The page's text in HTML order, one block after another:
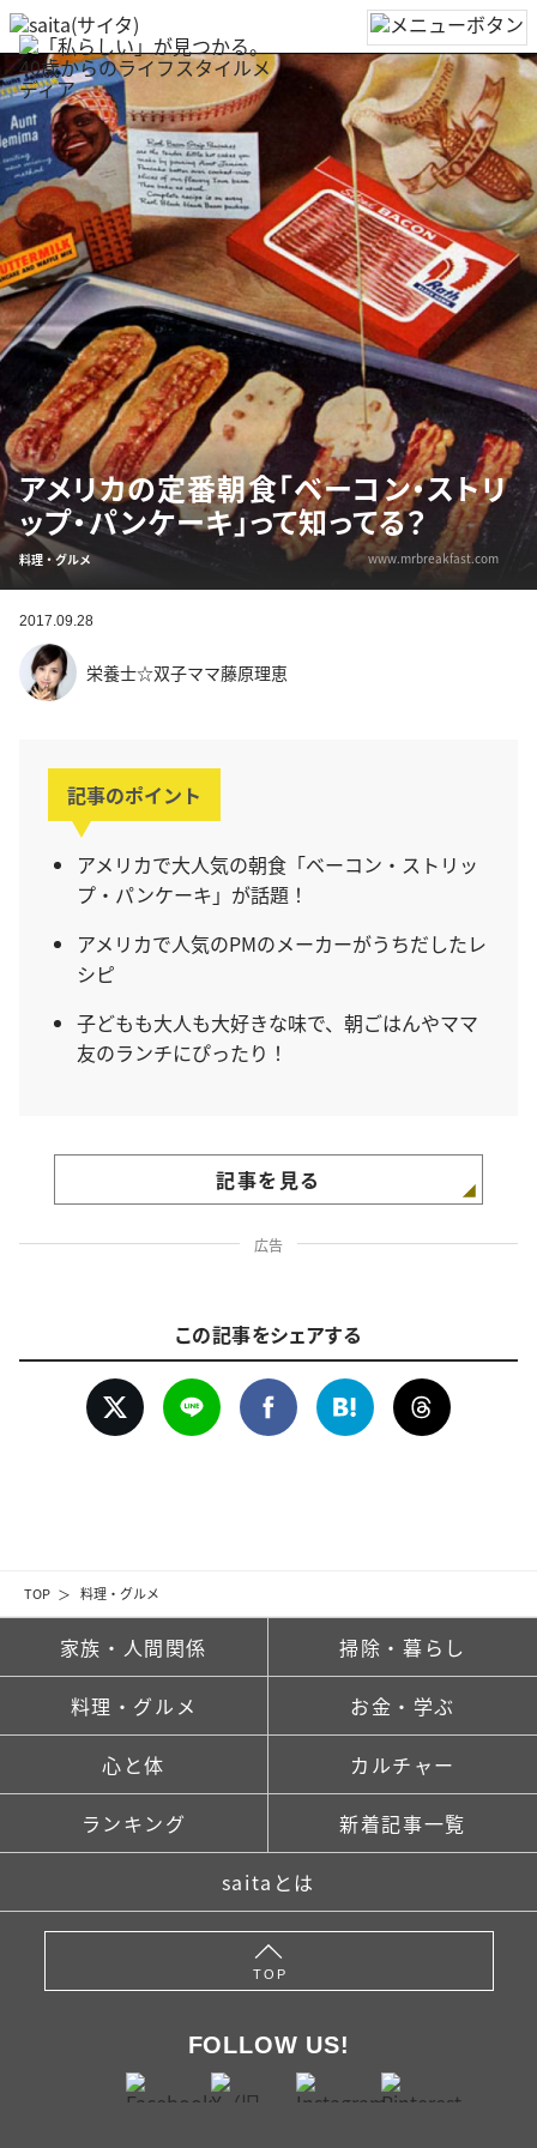
TOP 料理・グルメ
アメリカの定番朝食「ベーコン・ストリ
ップ・パンケーキ」って知ってる？
料理・グルメ www.mrbreakfast.com
2017.09.28
栄養士☆双子ママ藤原理恵
記事のポイント
アメリカで大人気の朝食「ベーコン・ストリッ
プ・パンケーキ」が話題！
アメリカで人気のPMのメーカーがうちだしたレ
シピ
子どもも大人も大好きな味で、朝ごはんやママ
友のランチにぴったり！
記事を見る
広告
この記事をシェアする
家族・人間関係 掃除・暮らし
料理・グルメ お金・学ぶ
心と体 カルチャー
ランキング 新着記事一覧
saitaとは
TOP
FOLLOW US!